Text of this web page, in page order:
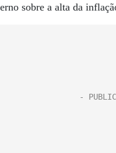
sobre a alta da